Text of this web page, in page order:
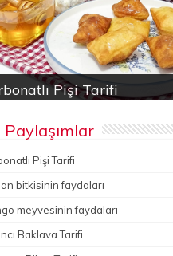
Pişi Tarifi
bitkisinin faydaları
Baklava Tarifi
Pilavı Tarifi
kereviz yemeği
Paylaşımlar
Pişi Tarifi
bitkisinin faydaları
meyvesinin faydaları
Baklava Tarifi